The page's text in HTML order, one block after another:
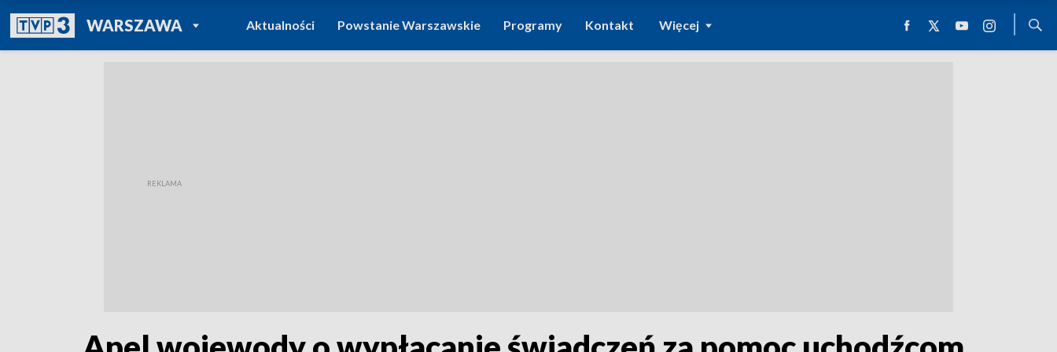
WARSZAWAPOWRÓT DO
TVP REGIONY
Aktualności Powstanie Warszawskie Programy Kontakt Więcej